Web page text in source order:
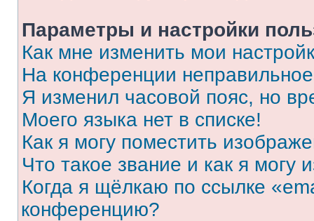
Параметры и настройки
Как мне изменить мои
На конференции
Я изменил часовой пояс, но
Моего языка нет в списке!
Как я могу поместить
Что такое звание и как я могу
Когда я щёлкаю по ссылке
конференцию?